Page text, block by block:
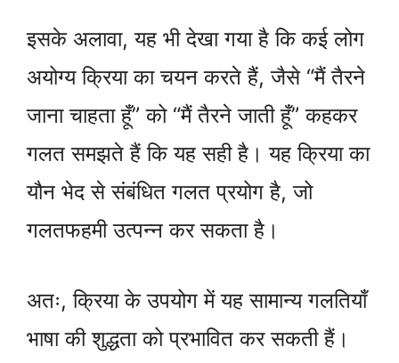
इसके अलावा, यह भी देखा गया है कि कई लोग
अयोग्य क्रिया का चयन करते हैं, जैसे “मैं तैरने
जाना चाहता हूँ” को “मैं तैरने जाती हूँ” कहकर
गलत समझते हैं कि यह सही है। यह क्रिया का
यौन भेद से संबंधित गलत प्रयोग है, जो
गलतफहमी उत्पन्न कर सकता है।
अतः, क्रिया के उपयोग में यह सामान्य गलतियाँ
भाषा की शुद्धता को प्रभावित कर सकती हैं।